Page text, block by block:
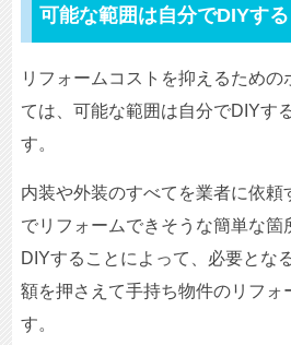
可能な範囲は自分でDIYする
リフォームコストを抑えるための
ては、可能な範囲は自分でDIYす
す。
内装や外装のすべてを業者に依頼
でリフォームできそうな簡単な箇
DIYすることによって、必要とな
額を押さえて手持ち物件のリフォ
す。